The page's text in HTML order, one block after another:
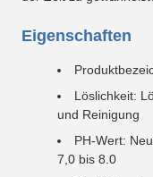
Eigenschaften
Löslichkeit:
und Reinigung
PH-Wert:
7,0 bis 8.0